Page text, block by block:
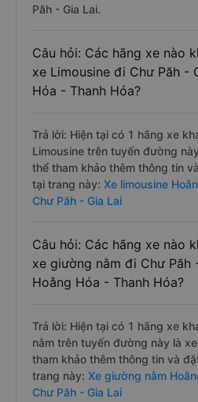
Păh - Gia Lai.
Câu hỏi: Các hãng xe nào
xe Limousine đi Chư Păh -
Hóa - Thanh Hóa?
Trả lời: Hiện tại có 1 hãng xe
Limousine trên tuyến đường
thể tham khảo thêm thông tin
tại trang này: Xe limousine
Chư Păh - Gia Lai
Câu hỏi: Các hãng xe nào
xe giường nằm đi Chư Păh
Hoằng Hóa - Thanh Hóa?
Trả lời: Hiện tại có 1 hãng xe
nằm trên tuyến đường này là
tham khảo thêm thông tin và
trang này: Xe giường nằm
Chư Păh - Gia Lai